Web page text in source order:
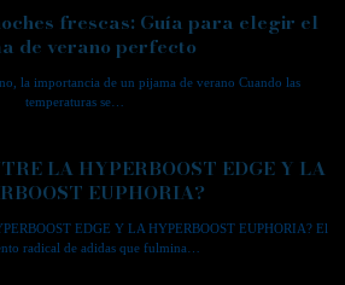
frescas: Guía para elegir el
de verano perfecto
la importancia de un pijama de verano Cuando las
temperaturas se…
LA HYPERBOOST EDGE Y LA
EUPHORIA?
EDGE Y LA HYPERBOOST EUPHORIA? El
radical de adidas que fulmina…